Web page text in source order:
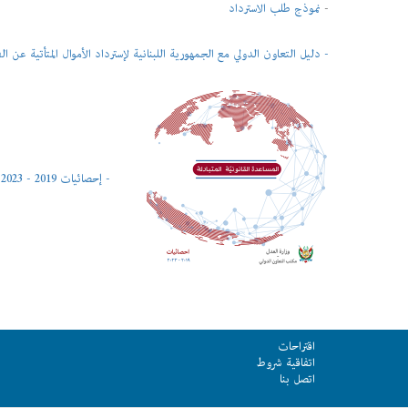
- نموذج طلب الاسترداد
- دليل التعاون الدولي مع الجمهورية اللبنانية لإسترداد الأموال المتأتية عن
- إحصائيات 2019 - 2023
اقتراحات
اتفاقية شروط
اتصل بنا